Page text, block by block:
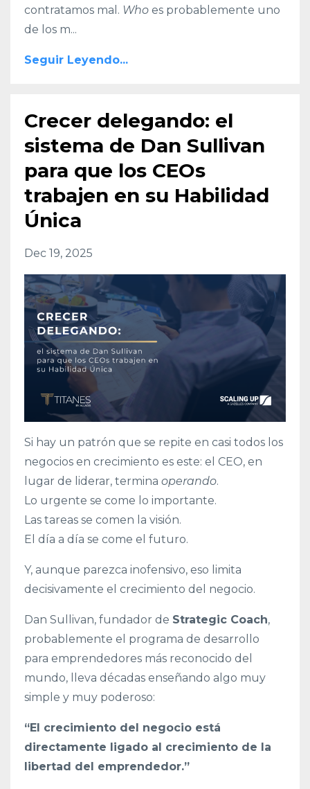
contratamos mal. Who es probablemente uno
de los m...
Seguir Leyendo...
Crecer delegando: el
sistema de Dan Sullivan
para que los CEOs
trabajen en su Habilidad
Única
Dec 19, 2025
Si hay un patrón que se repite en casi todos los
negocios en crecimiento es este: el CEO, en
lugar de liderar, termina operando.
Lo urgente se come lo importante.
Las tareas se comen la visión.
El día a día se come el futuro.
Y, aunque parezca inofensivo, eso limita
decisivamente el crecimiento del negocio.
Dan Sullivan, fundador de Strategic Coach,
probablemente el programa de desarrollo
para emprendedores más reconocido del
mundo, lleva décadas enseñando algo muy
simple y muy poderoso:
“El crecimiento del negocio está
directamente ligado al crecimiento de la
libertad del emprendedor.”